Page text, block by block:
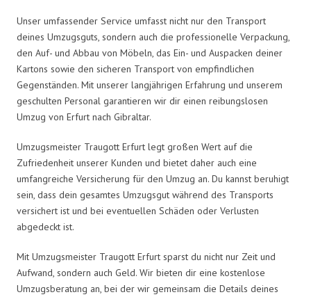
Unser umfassender Service umfasst nicht nur den Transport
deines Umzugsguts, sondern auch die professionelle Verpackung,
den Auf- und Abbau von Möbeln, das Ein- und Auspacken deiner
Kartons sowie den sicheren Transport von empfindlichen
Gegenständen. Mit unserer langjährigen Erfahrung und unserem
geschulten Personal garantieren wir dir einen reibungslosen
Umzug von Erfurt nach Gibraltar.
Umzugsmeister Traugott Erfurt legt großen Wert auf die
Zufriedenheit unserer Kunden und bietet daher auch eine
umfangreiche Versicherung für den Umzug an. Du kannst beruhigt
sein, dass dein gesamtes Umzugsgut während des Transports
versichert ist und bei eventuellen Schäden oder Verlusten
abgedeckt ist.
Mit Umzugsmeister Traugott Erfurt sparst du nicht nur Zeit und
Aufwand, sondern auch Geld. Wir bieten dir eine kostenlose
Umzugsberatung an, bei der wir gemeinsam die Details deines